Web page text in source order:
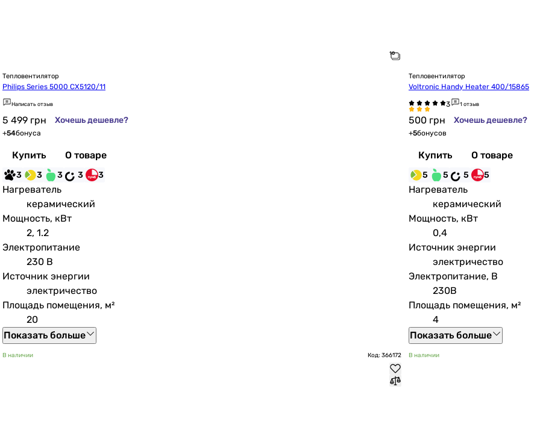
Тепловентилятор
Philips Series 5000 CX5120/11
Написать отзыв
5 499 грн Хочешь дешевле?
+54бонуса
Купить О товаре
3 3 3 3 3
Нагреватель
керамический
Мощность, кВт
2, 1.2
Электропитание
230 В
Источник энергии
электричество
Площадь помещения, м²
20
Показать больше
Тепловентилятор
Voltronic Handy Heater 400/15865
1 отзыв
500 грн Хочешь дешевле?
+5бонусов
Купить О товаре
5 5 5 5
Нагреватель
керамический
Мощность, кВт
0,4
Источник энергии
электричество
Электропитание, В
230В
Площадь помещения, м²
4
Показать больше
В наличии Код: 366172 В наличии